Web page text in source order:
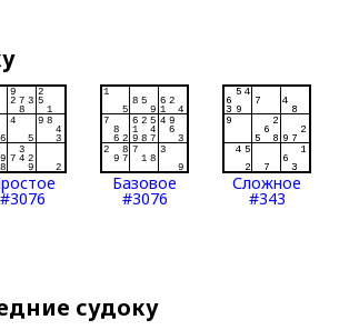
#3076
Базовое
#3076
Сложное
#343
судоку